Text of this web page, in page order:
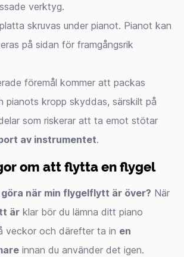
verktyg.
skruvas under pianot. Pianot kan
på sidan för framgångsrik
föremål kommer att packas
pianots kropp skyddas, särskilt på
som riskerar att ta emot stötar
av instrumentet.
om att flytta en flygel
göra när min flygelflytt är över? När
är klar bör du lämna ditt piano
veckor och därefter ta in en
innan du använder det igen.